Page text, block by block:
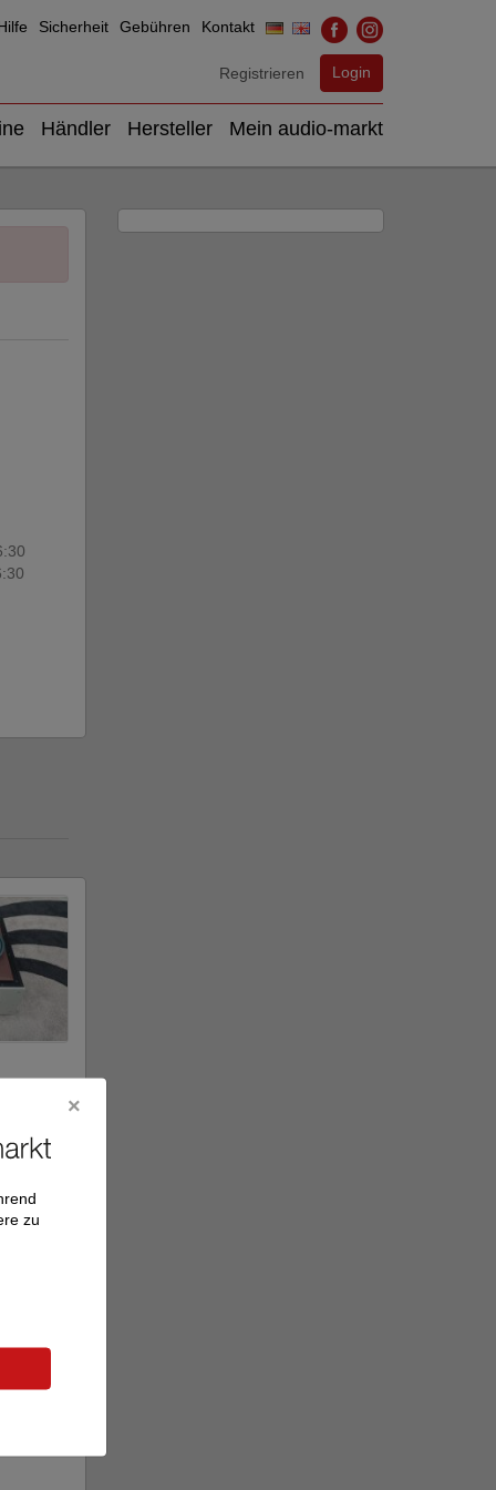
Sicherheit Gebühren Kontakt
Registrieren Login
Händler Hersteller Mein audio-markt
2
zu